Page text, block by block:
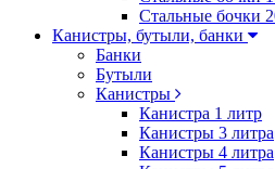
Стальные бочки
Канистры, бутыли, банки
Банки
Бутыли
Канистры
Канистра 1 литр
Канистры 3 литра
Канистры 4 литра